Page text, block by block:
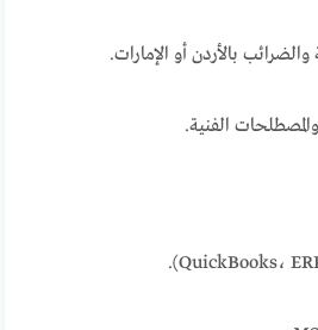
بالأردن أو الإمارات.
والمصطلحات الفنية.